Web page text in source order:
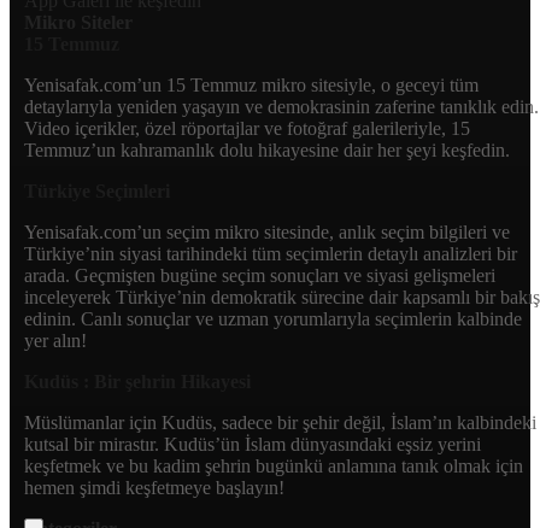
Yenisafak.com’un 15 Temmuz mikro sitesiyle, o geceyi tüm
detaylarıyla yeniden yaşayın ve demokrasinin zaferine tanıklık edin.
Video içerikler, özel röportajlar ve fotoğraf galerileriyle, 15
Temmuz’un kahramanlık dolu hikayesine dair her şeyi keşfedin.
Yenisafak.com’un seçim mikro sitesinde, anlık seçim bilgileri ve
Türkiye’nin siyasi tarihindeki tüm seçimlerin detaylı analizleri bir
arada. Geçmişten bugüne seçim sonuçları ve siyasi gelişmeleri
inceleyerek Türkiye’nin demokratik sürecine dair kapsamlı bir bakış
edinin. Canlı sonuçlar ve uzman yorumlarıyla seçimlerin kalbinde
yer alın!
Müslümanlar için Kudüs, sadece bir şehir değil, İslam’ın kalbindeki
kutsal bir mirastır. Kudüs’ün İslam dünyasındaki eşsiz yerini
keşfetmek ve bu kadim şehrin bugünkü anlamına tanık olmak için
hemen şimdi keşfetmeye başlayın!